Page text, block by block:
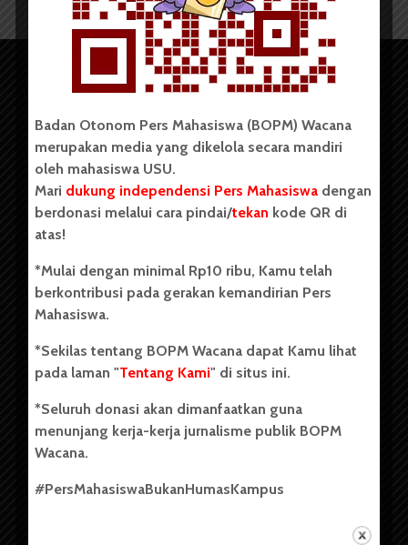
Copyright © 2023. All rights reserved BOPM WACANA.
Badan Otonom Pers Mahasiswa (BOPM) Wacana merupakan
pers mahasiswa yang berdiri di luar kampus dan dikelola
(USU). Sebelumnya BOPM Wacana merupakan salah satu
Unit Kegiatan Mahasiswa (UKM) di Universitas Sumatera
berdiri pada 1 Juli 1995.
Tentang Kami
Badan Otonom Pers Mahasiswa (BOPM) Wacana
merupakan media yang dikelola secara mandiri
oleh mahasiswa USU.
Mari dukung independensi Pers Mahasiswa dengan
berdonasi melalui cara pindai/tekan kode QR di
atas!
*Mulai dengan minimal Rp10 ribu, Kamu telah
berkontribusi pada gerakan kemandirian Pers
Mahasiswa.
*Sekilas tentang BOPM Wacana dapat Kamu lihat
pada laman "Tentang Kami" di situs ini.
*Seluruh donasi akan dimanfaatkan guna
menunjang kerja-kerja jurnalisme publik BOPM
Wacana.
#PersMahasiswaBukanHumasKampus